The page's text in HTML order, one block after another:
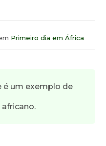
Primeiro dia em África
é um exemplo de